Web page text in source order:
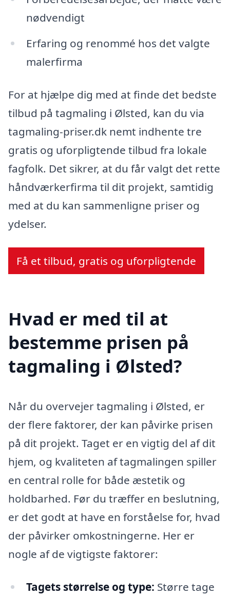
nødvendigt
Erfaring og renommé hos det valgte
malerfirma
For at hjælpe dig med at finde det bedste
tilbud på tagmaling i Ølsted, kan du via
tagmaling-priser.dk nemt indhente tre
gratis og uforpligtende tilbud fra lokale
fagfolk. Det sikrer, at du får valgt det rette
håndværkerfirma til dit projekt, samtidig
med at du kan sammenligne priser og
ydelser.
Få et tilbud, gratis og uforpligtende
Hvad er med til at
bestemme prisen på
tagmaling i Ølsted?
Når du overvejer tagmaling i Ølsted, er
der flere faktorer, der kan påvirke prisen
på dit projekt. Taget er en vigtig del af dit
hjem, og kvaliteten af tagmalingen spiller
en central rolle for både æstetik og
holdbarhed. Før du træffer en beslutning,
er det godt at have en forståelse for, hvad
der påvirker omkostningerne. Her er
nogle af de vigtigste faktorer:
Tagets størrelse og type: Større tage